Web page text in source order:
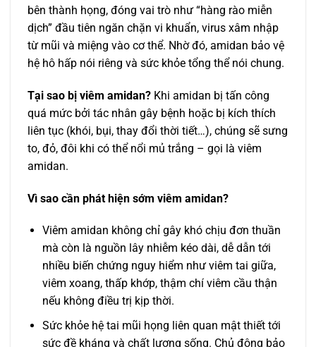
bên thành họng, đóng vai trò như “hàng rào miễn
dịch” đầu tiên ngăn chặn vi khuẩn, virus xâm nhập
từ mũi và miệng vào cơ thể. Nhờ đó, amidan bảo vệ
hệ hô hấp nói riêng và sức khỏe tổng thể nói chung.
Tại sao bị viêm amidan? Khi amidan bị tấn công
quá mức bởi tác nhân gây bệnh hoặc bị kích thích
liên tục (khói, bụi, thay đổi thời tiết…), chúng sẽ sưng
to, đỏ, đôi khi có thể nổi mủ trắng – gọi là viêm
amidan.
Vì sao cần phát hiện sớm viêm amidan?
Viêm amidan không chỉ gây khó chịu đơn thuần
mà còn là nguồn lây nhiễm kéo dài, dễ dẫn tới
nhiều biến chứng nguy hiểm như viêm tai giữa,
viêm xoang, thấp khớp, thậm chí viêm cầu thận
nếu không điều trị kịp thời.
Sức khỏe hệ tai mũi họng liên quan mật thiết tới
sức đề kháng và chất lượng sống. Chủ động bảo